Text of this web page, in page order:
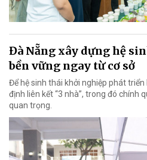
Đà Nẵng xây dựng hệ
bền vững ngay từ cơ sở
Để hệ sinh thái khởi nghiệp phát
định liên kết “3 nhà”, trong đó chính
quan trọng.